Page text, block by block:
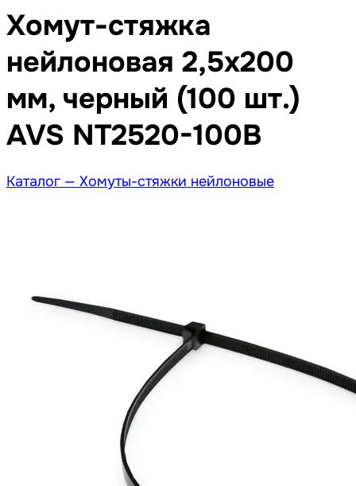
Хомут-стяжка
нейлоновая 2,5х200
мм, черный (100 шт.)
AVS NT2520-100B
Каталог — Хомуты-стяжки нейлоновые